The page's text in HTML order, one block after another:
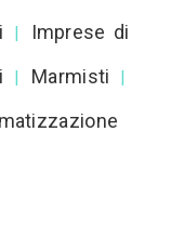
|
Imprese di
| Marmisti |